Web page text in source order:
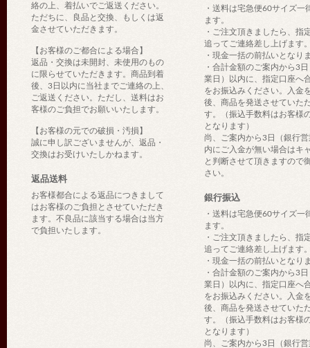
絡の上、着払いでご返送ください。
ただちに、良品と交換、もしくは返
金させていただきます。
【お客様のご都合による場合】
返品・交換は未開封、未使用のもの
に限らせていただきます。商品到着
後、3日以内に当社までご連絡の上、
ご返送ください。ただし、送料はお
客様のご負担でお願いいたします。
【お客様の元での破損・汚損】
誠に申し訳ございませんが、返品・
交換はお受けいたしかねます。
返品送料
お客様都合による返品につきまして
はお客様のご負担とさせていただき
ます。不良品に該当する場合は当方
で負担いたします。
・送料は宅急便60サイズ一
ます。
・ご注文頂きましたら、指
追ってご連絡差し上げます
・現金一括の前払いとなり
・合計金額のご案内から3
業日）以内に、指定口座へ
をお振込みください。入金
後、商品を発送させていた
す。（振込手数料はお客様
となります）
尚、ご案内から3日（銀行
内にご入金が無い場合はキ
と判断させて頂きますので
さい。
銀行振込
・送料は宅急便60サイズ一
ます。
・ご注文頂きましたら、指
追ってご連絡差し上げます
・現金一括の前払いとなり
・合計金額のご案内から3
業日）以内に、指定口座へ
をお振込みください。入金
後、商品を発送させていた
す。（振込手数料はお客様
となります）
尚、ご案内から3日（銀行